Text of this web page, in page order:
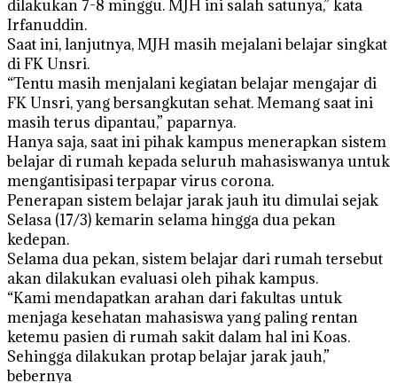
dilakukan 7-8 minggu. MJH ini salah satunya,” kata
Irfanuddin.
Saat ini, lanjutnya, MJH masih mejalani belajar singkat
di FK Unsri.
“Tentu masih menjalani kegiatan belajar mengajar di
FK Unsri, yang bersangkutan sehat. Memang saat ini
masih terus dipantau,” paparnya.
Hanya saja, saat ini pihak kampus menerapkan sistem
belajar di rumah kepada seluruh mahasiswanya untuk
mengantisipasi terpapar virus corona.
Penerapan sistem belajar jarak jauh itu dimulai sejak
Selasa (17/3) kemarin selama hingga dua pekan
kedepan.
Selama dua pekan, sistem belajar dari rumah tersebut
akan dilakukan evaluasi oleh pihak kampus.
“Kami mendapatkan arahan dari fakultas untuk
menjaga kesehatan mahasiswa yang paling rentan
ketemu pasien di rumah sakit dalam hal ini Koas.
Sehingga dilakukan protap belajar jarak jauh,”
bebernya